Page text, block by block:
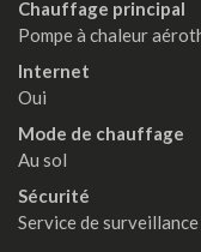
Chauffage principal
Pompe à chaleur
Internet
Oui
Mode de chauffage
Au sol
Sécurité
Service de surveillance